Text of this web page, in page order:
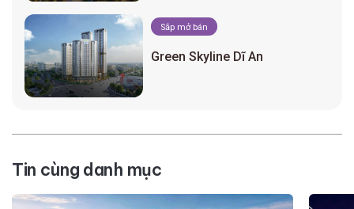
Sắp mở bán
Green Skyline Dĩ An
Tin cùng danh mục